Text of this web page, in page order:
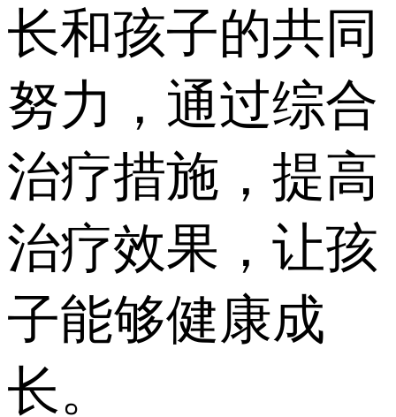
长和孩子的共同
努力，通过综合
治疗措施，提高
治疗效果，让孩
子能够健康成
长。